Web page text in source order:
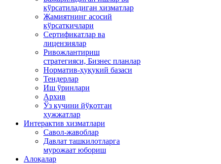
кўрсатиладиган хизматлар
Жамиятнинг асосий
кўрсаткичлари
Сертификатлар ва
лицензиялар
Ривожлантириш
стратегияси, Бизнес планлар
Норматив-ҳуқукий базаси
Тендерлар
Иш ўринлари
Архив
Ўз кучини йўқотган
ҳужжатлар
Интерактив хизматлари
Савол-жавоблар
Давлат ташкилотларга
мурожаат юбориш
Алоқалар